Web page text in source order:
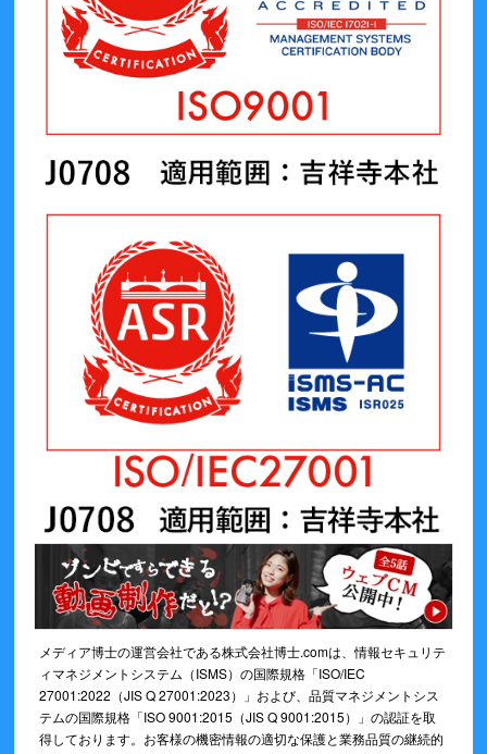
メディア博士の運営会社である株式会社博士.comは、情報セキュリテ
ィマネジメントシステム（ISMS）の国際規格「ISO/IEC
27001:2022（JIS Q 27001:2023）」および、品質マネジメントシス
テムの国際規格「ISO 9001:2015（JIS Q 9001:2015）」の認証を取
得しております。お客様の機密情報の適切な保護と業務品質の継続的